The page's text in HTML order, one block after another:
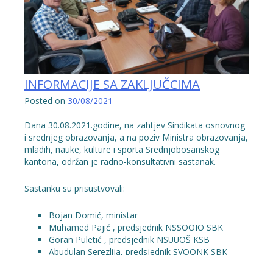
INFORMACIJE SA ZAKLJUČCIMA
Posted on 30/08/2021
Dana 30.08.2021.godine, na zahtjev Sindikata osnovnog
i srednjeg obrazovanja, a na poziv Ministra obrazovanja,
mladih, nauke, kulture i sporta Srednjobosanskog
kantona, održan je radno-konsultativni sastanak.
Sastanku su prisustvovali:
Bojan Domić, ministar
Muhamed Pajić , predsjednik NSSOOIO SBK
Goran Puletić , predsjednik NSUUOŠ KSB
Abudulan Serezlija, predsjednik SVOONK SBK